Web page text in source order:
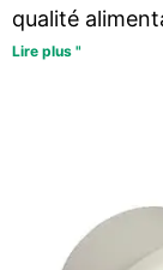
qualité
Lire plus "